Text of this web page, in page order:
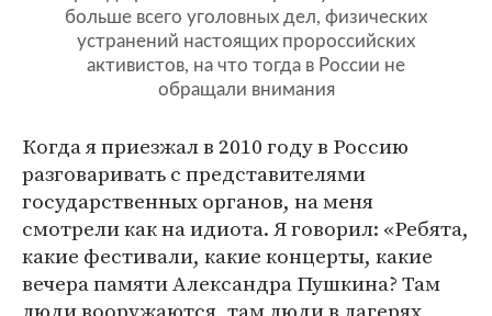
больше всего уголовных дел, физических
устранений настоящих пророссийских
активистов, на что тогда в России не
обращали внимания
Когда я приезжал в 2010 году в Россию
разговаривать с представителями
государственных органов, на меня
смотрели как на идиота. Я говорил: «Ребята,
какие фестивали, какие концерты, какие
вечера памяти Александра Пушкина? Там